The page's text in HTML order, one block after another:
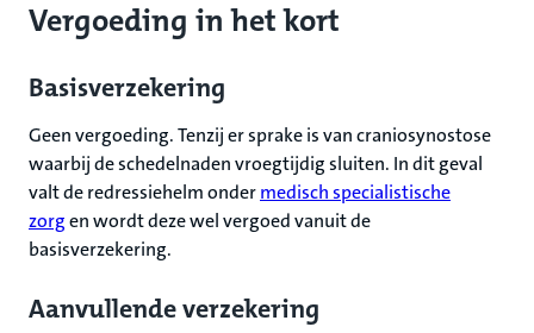
Vergoeding in het kort
Basisverzekering
Geen vergoeding. Tenzij er sprake is van craniosynostose
waarbij de schedelnaden vroegtijdig sluiten. In dit geval
valt de redressiehelm ondermedisch specialistische
zorgen wordt deze wel vergoed vanuit de
basisverzekering.
Aanvullende verzekering